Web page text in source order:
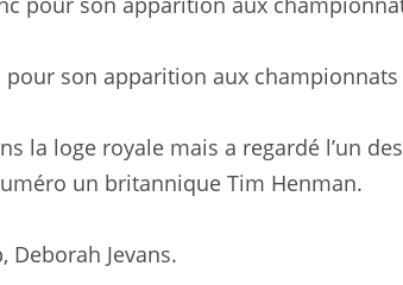
son apparition aux championnats
la loge royale mais a regardé l’un des
un britannique Tim Henman.
Jevans.